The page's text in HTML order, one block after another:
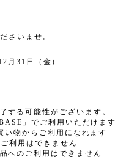
さいませ。
月31日（金）
する可能性がございます。
」でご利用いただけます
い物からご利用になれます
利用はできません
へのご利用はできません